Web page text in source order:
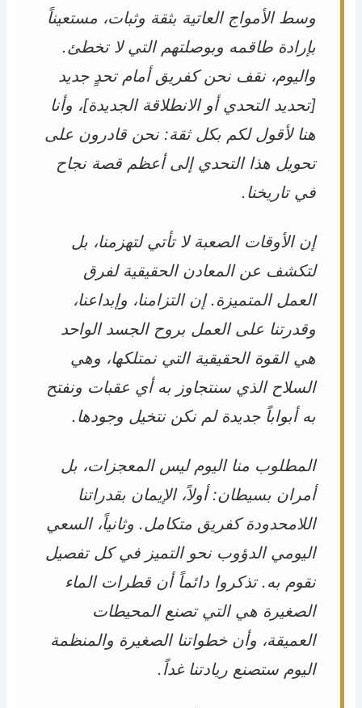
وسط الأمواج العاتية بثقة وثبات، مستعيناً
بإرادة طاقمه وبوصلتهم التي لا تخطئ.
واليوم، نقف نحن كفريق أمام تحدٍ جديد
[تحديد التحدي أو الانطلاقة الجديدة]، وأنا
هنا لأقول لكم بكل ثقة: نحن قادرون على
تحويل هذا التحدي إلى أعظم قصة نجاح
في تاريخنا.
إن الأوقات الصعبة لا تأتي لتهزمنا، بل
لتكشف عن المعادن الحقيقية لفرق
العمل المتميزة. إن التزامنا، وإبداعنا،
وقدرتنا على العمل بروح الجسد الواحد
هي القوة الحقيقية التي نمتلكها، وهي
السلاح الذي سنتجاوز به أي عقبات ونفتح
به أبواباً جديدة لم نكن نتخيل وجودها.
المطلوب منا اليوم ليس المعجزات، بل
أمران بسيطان: أولاً، الإيمان بقدراتنا
اللامحدودة كفريق متكامل. وثانياً، السعي
اليومي الدؤوب نحو التميز في كل تفصيل
نقوم به. تذكروا دائماً أن قطرات الماء
الصغيرة هي التي تصنع المحيطات
العميقة، وأن خطواتنا الصغيرة والمنظمة
اليوم ستصنع ريادتنا غداً.